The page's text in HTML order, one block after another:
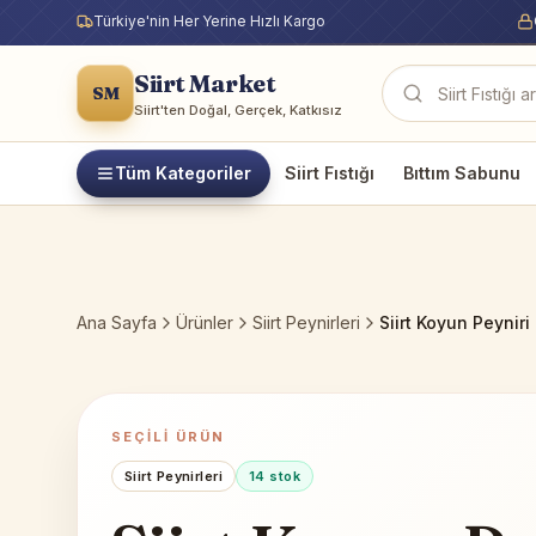
Türkiye'nin Her Yerine Hızlı Kargo
SM Siirt Market
Siirt'ten Doğal, Gerçek, Katkısız Ürün ara
Tüm Kategoriler Siirt Fıstığı Bıttım Sabunu
Ana Sayfa Ürünler Siirt Peynirleri Siirt Koyun Peyniri
SEÇILI ÜRÜN
Siirt Peynirleri 14 stok